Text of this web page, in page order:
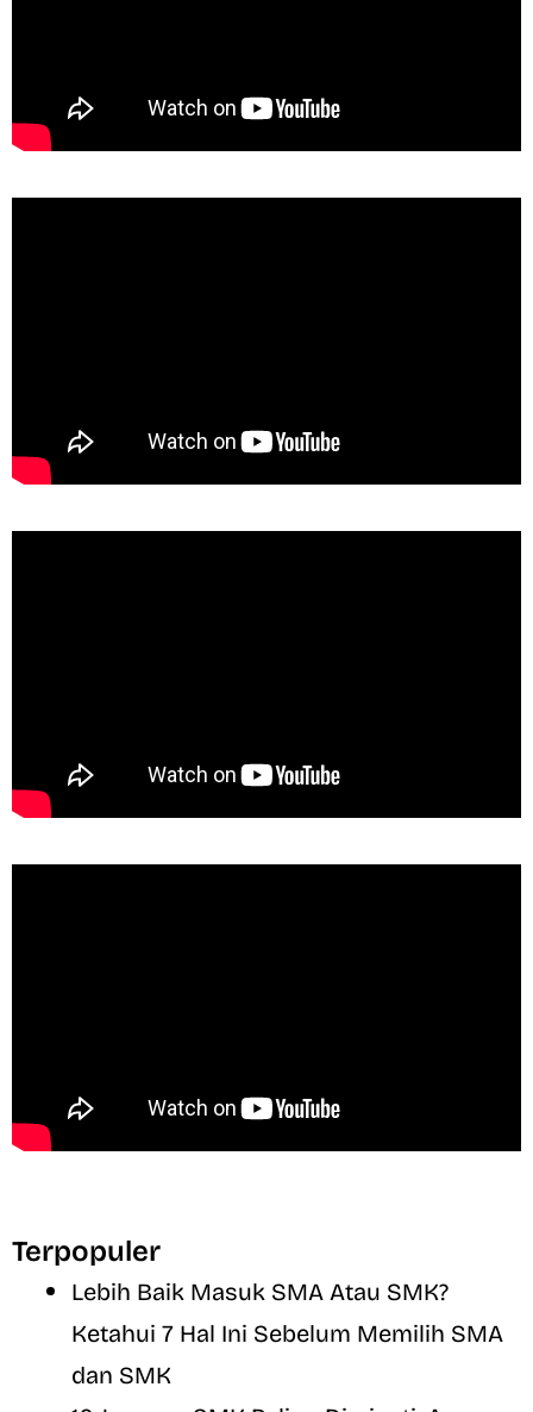
Terpopuler
Lebih Baik Masuk SMA Atau SMK?
Ketahui 7 Hal Ini Sebelum Memilih SMA
dan SMK